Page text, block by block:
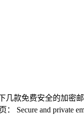
几款免费安全的加密
Secure and private